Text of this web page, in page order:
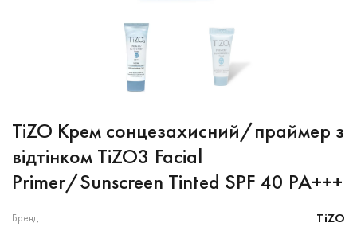
TiZO Крем сонцезахисний/праймер з
відтінком TiZO3 Facial
Primer/Sunscreen Tinted SPF 40 PA+++
Бренд: TiZO